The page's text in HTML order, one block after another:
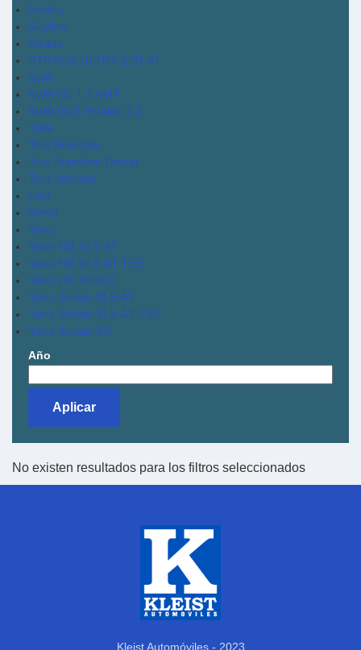
Sentra
Skyline
Strada
STRADA ULTRA 1.0T AT
Swift
Swift GL 1.2 AMT
Swift GLS Híbrido 1.2
Tiida
Toro Freedom
Toro Freedom Diesel
Toro Volcano
Uno
Vento
Yaris
Yaris HB XLS AT
Yaris HB XLS AT TSS
Yaris HB XS(42)
Yaris Sedan XLS AT
Yaris Sedan XLS AT TSS
Yaris Sedan XS
Año
No existen resultados para los filtros seleccionados
Kleist Automóviles - 2023